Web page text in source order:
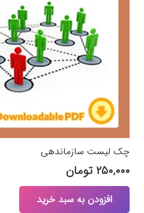
چک لیست سازماندهی
۲۵۰,۰۰۰ تومان
افزودن به سبد خرید